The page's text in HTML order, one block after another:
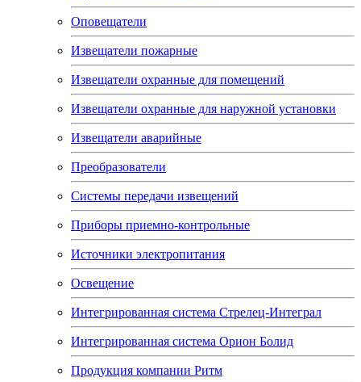
Оповещатели
Извещатели пожарные
Извещатели охранные для помещений
Извещатели охранные для наружной установки
Извещатели аварийные
Преобразователи
Системы передачи извещений
Приборы приемно-контрольные
Источники электропитания
Освещение
Интегрированная система Стрелец-Интеграл
Интегрированная система Орион Болид
Продукция компании Ритм